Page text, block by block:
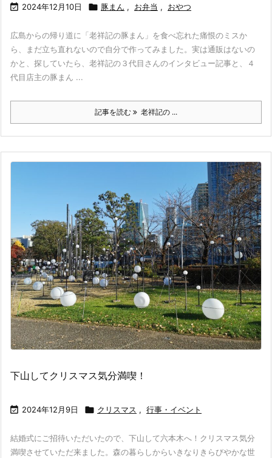
 2024年12月10日  豚まん , お弁当 , おやつ
広島からの帰り道に「老祥記の豚まん」を食べ忘れた痛恨のミスか
ら、まだ立ち直れないので自分で作ってみました。実は通販はないの
かと、探していたら、老祥記の３代目さんのインタビュー記事と、４
代目店主の豚まん ...
記事を読む 老祥記の ...
下山してクリスマス気分満喫！
 2024年12月9日  クリスマス , 行事・イベント
結婚式にご招待いただいたので、下山して六本木へ！クリスマス気分
満喫させていただ来ました。森の暮らしからいきなりきらびやかな世